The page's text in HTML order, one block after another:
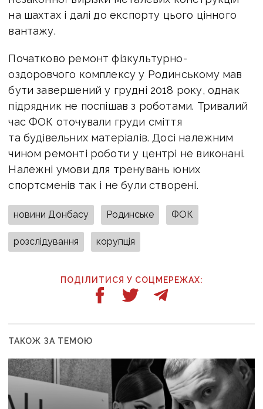
на шахтах і далі до експорту цього цінного
вантажу.
Початково ремонт фізкультурно-
оздоровчого комплексу у Родинському мав
бути завершений у грудні 2018 року, однак
підрядник не поспішав з роботами. Тривалий
час ФОК оточували груди сміття
та будівельних матеріалів. Досі належним
чином ремонті роботи у центрі не виконані.
Належні умови для тренувань юних
спортсменів так і не були створені.
новини Донбасу Родинське ФОК
розслідування корупція
ПОДІЛИТИСЯ У СОЦМЕРЕЖАХ:
ТАКОЖ ЗА ТЕМОЮ